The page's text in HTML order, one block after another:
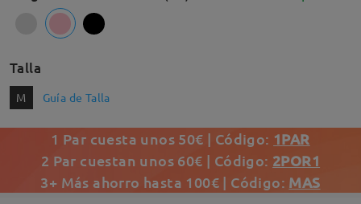
Talla
M Guía de Talla
1 Par cuesta unos 50€ | Código: 1PAR
2 Par cuestan unos 60€ | Código: 2POR1
3+ Más ahorro hasta 100€ | Código: MAS